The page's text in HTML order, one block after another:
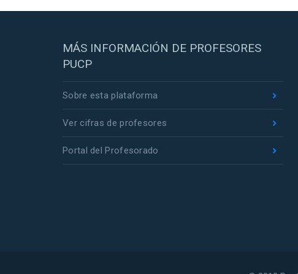
MÁS INFORMACIÓN DE PROFESORES
PUCP
Sobre esta plataforma
Ver cifras de profesores
Portal del Profesorado